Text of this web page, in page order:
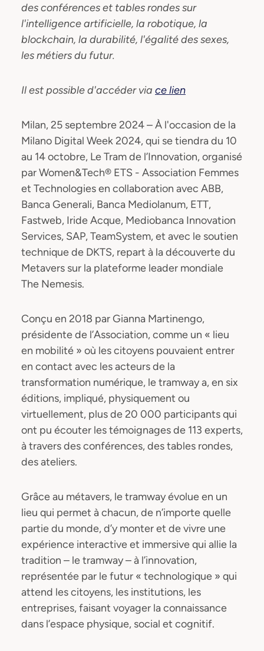
des conférences et tables rondes sur
l'intelligence artificielle, la robotique, la
blockchain, la durabilité, l'égalité des sexes,
les métiers du futur.
Il est possible d'accéder via ce lien
Milan, 25 septembre 2024 – À l'occasion de la
Milano Digital Week 2024, qui se tiendra du 10
au 14 octobre, Le Tram de l’Innovation, organisé
par Women&Tech® ETS - Association Femmes
et Technologies en collaboration avec ABB,
Banca Generali, Banca Mediolanum, ETT,
Fastweb, Iride Acque, Mediobanca Innovation
Services, SAP, TeamSystem, et avec le soutien
technique de DKTS, repart à la découverte du
Metavers sur la plateforme leader mondiale
The Nemesis.
Conçu en 2018 par Gianna Martinengo,
présidente de l’Association, comme un « lieu
en mobilité » où les citoyens pouvaient entrer
en contact avec les acteurs de la
transformation numérique, le tramway a, en six
éditions, impliqué, physiquement ou
virtuellement, plus de 20 000 participants qui
ont pu écouter les témoignages de 113 experts,
à travers des conférences, des tables rondes,
des ateliers.
Grâce au métavers, le tramway évolue en un
lieu qui permet à chacun, de n’importe quelle
partie du monde, d’y monter et de vivre une
expérience interactive et immersive qui allie la
tradition – le tramway – à l’innovation,
représentée par le futur « technologique » qui
attend les citoyens, les institutions, les
entreprises, faisant voyager la connaissance
dans l’espace physique, social et cognitif.